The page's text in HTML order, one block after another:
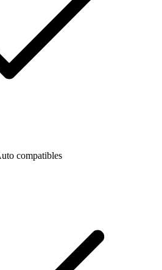
compatibles